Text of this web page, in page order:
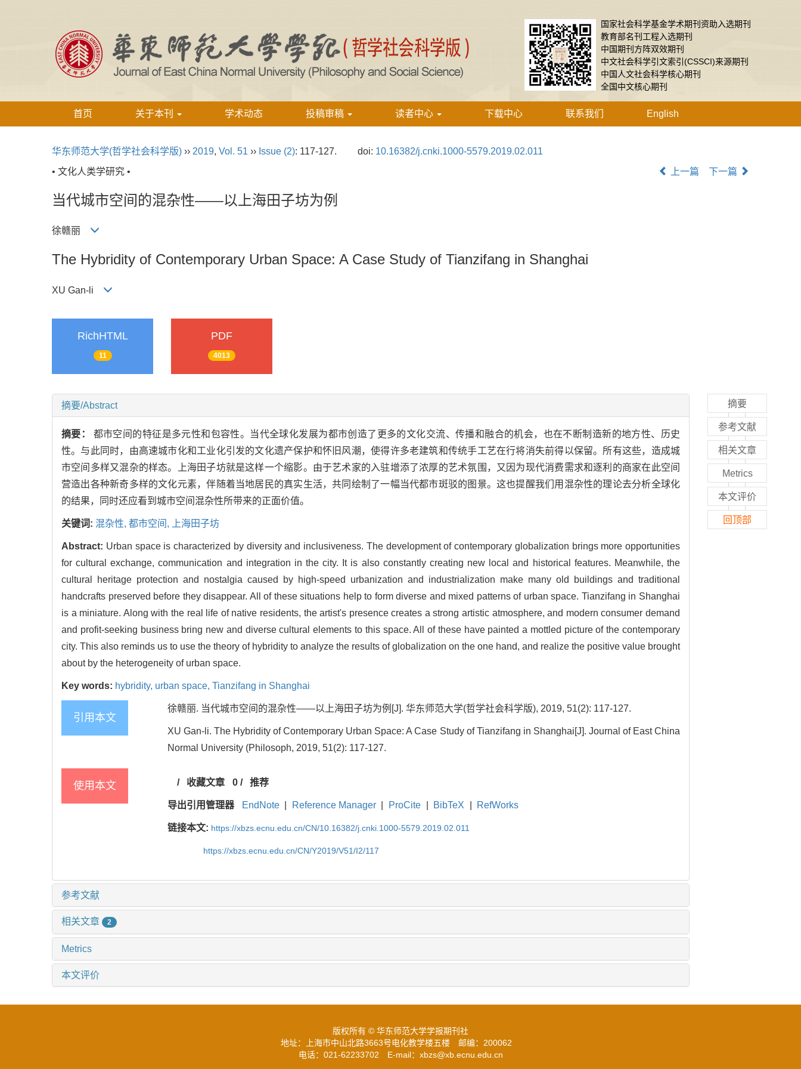
国家社会科学基金学术期刊资助入选期刊
教育部名刊工程入选期刊
中国期刊方阵双效期刊
中文社会科学引文索引(CSSCI)来源期刊
中国人文社会科学核心期刊
全国中文核心期刊
首页 关于本刊 学术动态 投稿审稿 读者中心 下载中心 联系我们 English
华东师范大学(哲学社会科学版) ›› 2019, Vol. 51 ›› Issue (2): 117-127. doi: 10.16382/j.cnki.1000-5579.2019.02.011
• 文化人类学研究 •
上一篇 下一篇
当代城市空间的混杂性——以上海田子坊为例
徐赣丽
The Hybridity of Contemporary Urban Space: A Case Study of Tianzifang in Shanghai
XU Gan-li
RichHTML
11
PDF
4013
摘要/Abstract
摘要： 都市空间的特征是多元性和包容性。当代全球化发展为都市创造了更多的文化交流、传播和融合的机会，也在不断制造新的地方性、历史
性。与此同时，由高速城市化和工业化引发的文化遗产保护和怀旧风潮，使得许多老建筑和传统手工艺在行将消失前得以保留。所有这些，造成城
市空间多样又混杂的样态。上海田子坊就是这样一个缩影。由于艺术家的入驻增添了浓厚的艺术氛围，又因为现代消费需求和逐利的商家在此空间
营造出各种新奇多样的文化元素，伴随着当地居民的真实生活，共同绘制了一幅当代都市斑驳的图景。这也提醒我们用混杂性的理论去分析全球化
的结果，同时还应看到城市空间混杂性所带来的正面价值。
关键词: 混杂性, 都市空间, 上海田子坊
Abstract: Urban space is characterized by diversity and inclusiveness. The development of contemporary globalization brings more opportunities
for cultural exchange, communication and integration in the city. It is also constantly creating new local and historical features. Meanwhile, the
cultural heritage protection and nostalgia caused by high-speed urbanization and industrialization make many old buildings and traditional
handcrafts preserved before they disappear. All of these situations help to form diverse and mixed patterns of urban space. Tianzifang in Shanghai
is a miniature. Along with the real life of native residents, the artist's presence creates a strong artistic atmosphere, and modern consumer demand
and profit-seeking business bring new and diverse cultural elements to this space. All of these have painted a mottled picture of the contemporary
city. This also reminds us to use the theory of hybridity to analyze the results of globalization on the one hand, and realize the positive value brought
about by the heterogeneity of urban space.
Key words: hybridity, urban space, Tianzifang in Shanghai
引用本文
徐赣丽. 当代城市空间的混杂性——以上海田子坊为例[J]. 华东师范大学(哲学社会科学版), 2019, 51(2): 117-127.
XU Gan-li. The Hybridity of Contemporary Urban Space: A Case Study of Tianzifang in Shanghai[J]. Journal of East China
Normal University (Philosoph, 2019, 51(2): 117-127.
使用本文 / 收藏文章 0/ 推荐
导出引用管理器 EndNote Reference Manager ProCite BibTeX RefWorks
链接本文: https://xbzs.ecnu.edu.cn/CN/10.16382/j.cnki.1000-5579.2019.02.011
https://xbzs.ecnu.edu.cn/CN/Y2019/V51/I2/117
参考文献
相关文章 2
Metrics
本文评价
摘要
参考文献
相关文章
Metrics
本文评价
回顶部
版权所有 © 华东师范大学学报期刊社
地址：上海市中山北路3663号电化教学楼五楼 邮编：200062
电话：021-62233702 E-mail：xbzs@xb.ecnu.edu.cn